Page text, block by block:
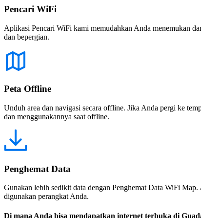
Pencari WiFi
Aplikasi Pencari WiFi kami memudahkan Anda menemukan
dan bepergian.
Peta Offline
Unduh area dan navigasi secara offline. Jika Anda pergi ke
dan menggunakannya saat offline.
Penghemat Data
Gunakan lebih sedikit data dengan Penghemat Data WiFi
digunakan perangkat Anda.
Di mana Anda bisa mendapatkan internet terbuka di